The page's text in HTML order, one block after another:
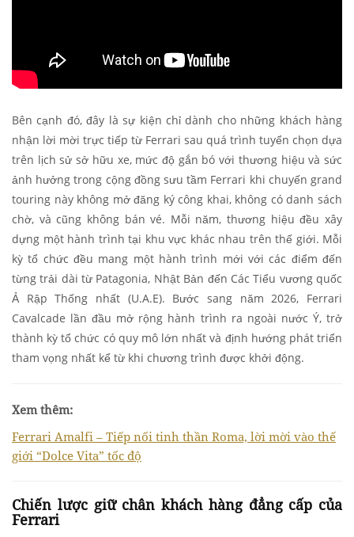
Bên cạnh đó, đây là sự kiện chỉ dành cho những khách hàng
nhận lời mời trực tiếp từ Ferrari sau quá trình tuyển chọn dựa
trên lịch sử sở hữu xe, mức độ gắn bó với thương hiệu và sức
ảnh hưởng trong cộng đồng sưu tầm Ferrari khi chuyến grand
touring này không mở đăng ký công khai, không có danh sách
chờ, và cũng không bán vé. Mỗi năm, thương hiệu đều xây
dựng một hành trình tại khu vực khác nhau trên thế giới. Mỗi
kỳ tổ chức đều mang một hành trình mới với các điểm đến
từng trải dài từ Patagonia, Nhật Bản đến Các Tiểu vương quốc
Ả Rập Thống nhất (U.A.E). Bước sang năm 2026, Ferrari
Cavalcade lần đầu mở rộng hành trình ra ngoài nước Ý, trở
thành kỳ tổ chức có quy mô lớn nhất và định hướng phát triển
tham vọng nhất kể từ khi chương trình được khởi động.
Xem thêm:
Ferrari Amalfi – Tiếp nối tinh thần Roma, lời mời vào thế
giới “Dolce Vita” tốc độ
Chiến lược giữ chân khách hàng đẳng cấp của
Ferrari